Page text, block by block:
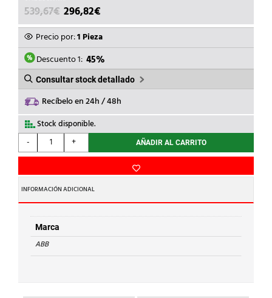
539,67€ EL
PRECIO
ORIGINAL
ERA:
539,67€.
296,82€
PRECIO
ACTUAL
ES:
296,82€.
Precio por:1 Pieza
Descuento 1: 45%
Consultar stock detallado
Recíbelo en 24h / 48h
Stock disponible.
-
ABB
-
F202
F-
40/0,03
2P
25
F
30mA
+ AÑADIR AL CARRITO
INFORMACIÓN ADICIONAL
Marca
ABB